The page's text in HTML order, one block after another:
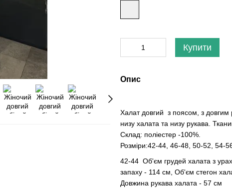
Купити
Опис
Халат довгий з поясом, з
низу халата та низу рукава.
Склад: поліестер -100%.
Розміри:42-44, 46-48, 50-52, 54-
42-44 Об'єм грудей халата з
запаху - 114 см, Об'єм стегон
Довжина рукава халата -